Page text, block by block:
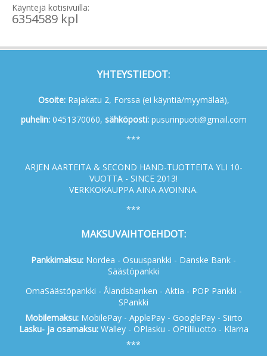
Käyntejä kotisivuilla:
6354589 kpl
YHTEYSTIEDOT:
Osoite:Rajakatu 2, Forssa (ei käyntiä/myymälää),
puhelin:0451370060, sähköposti:pusurinpuoti@gmail.com
***
ARJEN AARTEITA & SECOND HAND-TUOTTEITA YLI 10-
VUOTTA - SINCE 2013!
VERKKOKAUPPA AINA AVOINNA.
***
MAKSUVAIHTOEHDOT:
Pankkimaksu: Nordea - Osuuspankki - Danske Bank -
Säästöpankki
OmaSäästöpankki - Ålandsbanken - Aktia - POP Pankki -
SPankki
Mobilemaksu:MobilePay - ApplePay - GooglePay - Siirto
Lasku- ja osamaksu:Walley - OPlasku - OPtililuotto - Klarna
***